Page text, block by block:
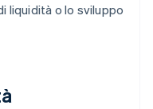
liquidità o lo sviluppo